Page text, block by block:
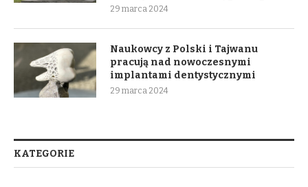
29 marca 2024
Naukowcy z Polski i Tajwanu
pracują nad nowoczesnymi
implantami dentystycznymi
29 marca 2024
KATEGORIE